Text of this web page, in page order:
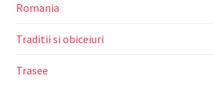
Romania
Traditii si obiceiuri
Trasee